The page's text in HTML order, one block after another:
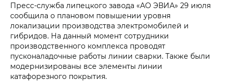
Пресс-служба липецкого завода «АО ЭВИА» 29 июля
сообщила о плановом повышении уровня
локализации производства электромобилей и
гибридов. На данный момент сотрудники
производственного комплекса проводят
пусконаладочные работы линии сварки. Также были
модернизированы все элементы линии
катафорезного покрытия.